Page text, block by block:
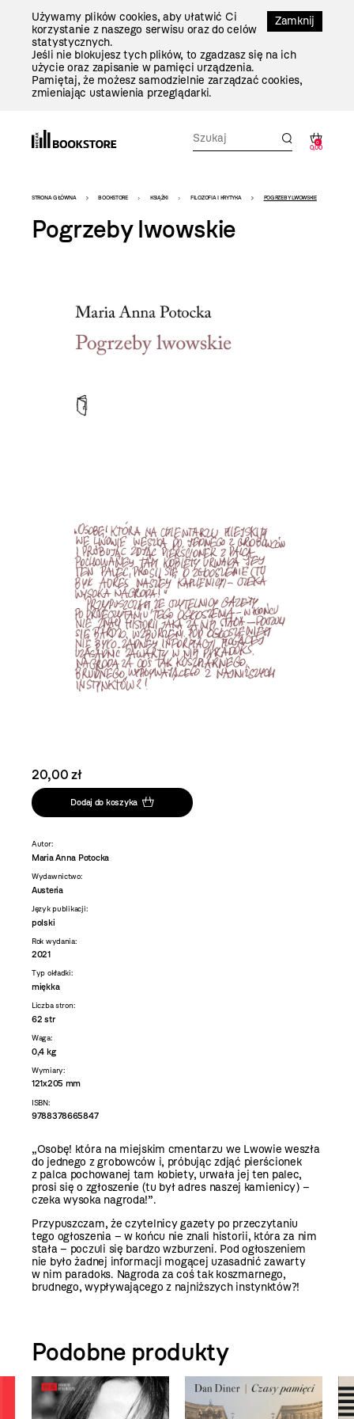
Zamknij
Używamy plików cookies, aby ułatwić Ci
korzystanie z naszego serwisu oraz do celów
statystycznych.
Jeśli nie blokujesz tych plików, to zgadzasz się na ich
użycie oraz zapisanie w pamięci urządzenia.
Pamiętaj, że możesz samodzielnie zarządzać cookies,
zmieniając ustawienia przeglądarki.
0
0,00
Bookstore
-
szablon
STRONA GŁÓWNA BOOKSTORE KSIĄŻKI FILOZOFIA I KRYTYKA POGRZEBY LWOWSKIE
Pogrzeby lwowskie
20,00 zł
Dodaj do koszyka
Autor:
Maria Anna Potocka
Wydawnictwo:
Austeria
Język publikacji:
polski
Rok wydania:
2021
Typ okładki:
miękka
Liczba stron:
62 str
Waga:
0,4 kg
Wymiary:
121x205 mm
ISBN:
9788378665847
„Osobę! która na miejskim cmentarzu we Lwowie weszła
do jednego z grobowców i, próbując zdjąć pierścionek
z palca pochowanej tam kobiety, urwała jej ten palec,
prosi się o zgłoszenie (tu był adres naszej kamienicy) –
czeka wysoka nagroda!”.
Przypuszczam, że czytelnicy gazety po przeczytaniu
tego ogłoszenia – w końcu nie znali historii, która za nim
stała – poczuli się bardzo wzburzeni. Pod ogłoszeniem
nie było żadnej informacji mogącej uzasadnić zawarty
w nim paradoks. Nagroda za coś tak koszmarnego,
brudnego, wypływającego z najniższych instynktów?!
Podobne produkty